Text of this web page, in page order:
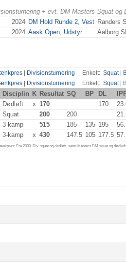
+ evt. DM Masters Squat
2024 DM Hold Runde 2, Vest Randers
2024 Aask Open, Udstyr Aalborg
Divisionsturnering Enkelt: Squat|
Divisionsturnering Enkelt: Squat|
Disciplin K Resultat SQ BP DL
Dødløft x 170 170
Squat 200 200
3-kamp 515 185 135 195
3-kamp x 430 147.5 105 177.5
Fra 2000. Div. squat og dødløft, samt Masters DM squat og